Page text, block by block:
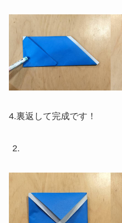
4.裏返して完成です！